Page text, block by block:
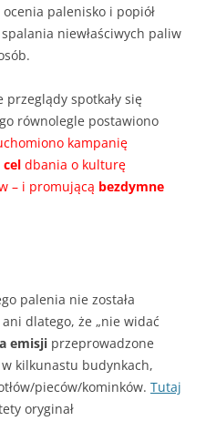
palenisko i popiół
niewłaściwych paliw
przeglądy spotkały się
równolegle postawiono
kampanię
cel dbania o kulturę
– i promującą bezdymne
palenia nie została
dlatego, że „nie widać
emisji przeprowadzone
w kilkunastu budynkach,
pieców/kominków. Tutaj
oryginał